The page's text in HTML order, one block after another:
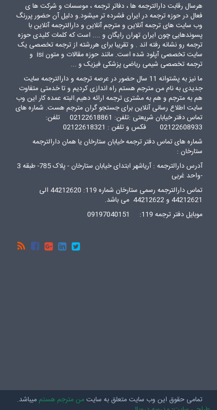
هرسال رقابت دارالترجمه ها ، دفاتر ترجمه ، موسسات و شرکت ها ی
فعال در حوزه ترجمه در ایران فشرده تر میشود.و دلیل آن حضور پررنگ
وب سایت های ترجمه آنلاین و مترجم آنلاین و دارالترجمه آنلاین با
پسوندهایی چون ایران تهران رایگان و .... است که کلمات کلیدی حوزه
ترجمه رو نشانه رفته اند . و تقریبا برای هررشته از ترجمه تخصصی یک
سایت تخصصی آپلود شده است. مانند حوزه مقالات و متون isi و
ترجمه تخصصی شیمی ریاضی پزشکی فیزیک و ...
ما نیز به پشتوانه 11 سال حضور در عرصه ترجمه و دارالترجمه سایت
جدیدی به نام من مترجم هستم راه اندازی کردیم و تا خدمتی متفاوت
هم به مترجم و هم به مشتری ترجمه ارائه دهیم.البته عمده کار این وب
سایت اطلاع رسانی آنلاین برای جستجو گران مترجم هست. شماره های
تماس دفتر خیابان شریعتی :تلفن: 02122618861 تلفن:
02122608933 فکس و تلفن : 02122618321
شماره های تماس دفتر ترجمه خیابان ستارخان یا همان دارالترجمه
ستارخان :
آدرس دارالترجمه : آریاشهر ابتدای خیابان ستارخان - پلاک 785- طبقه 3
-واحد غربی
تماس دارالترجمه رسمی ستارخان شماره 119: 44212620 الی
44212621 و 44212622 می باشد.
موبایل دفتر ترجمه 119: 09197040151
تمامی حقوق این وب سایت متعلق به سایتمن مترجم هستم میباشد.